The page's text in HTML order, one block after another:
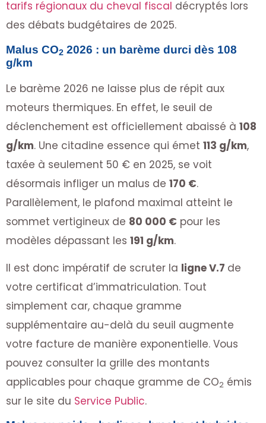
tarifs régionaux du cheval fiscal décryptés lors
des débats budgétaires de 2025.
Malus CO2 2026 : un barème durci dès 108
g/km
Le barème 2026 ne laisse plus de répit aux
moteurs thermiques. En effet, le seuil de
déclenchement est officiellement abaissé à 108
g/km. Une citadine essence qui émet 113 g/km,
taxée à seulement 50 € en 2025, se voit
désormais infliger un malus de 170 €.
Parallèlement, le plafond maximal atteint le
sommet vertigineux de 80 000 € pour les
modèles dépassant les 191 g/km.
Il est donc impératif de scruter la ligne V.7 de
votre certificat d’immatriculation. Tout
simplement car, chaque gramme
supplémentaire au-delà du seuil augmente
votre facture de manière exponentielle. Vous
pouvez consulter la grille des montants
applicables pour chaque gramme de CO2 émis
sur le site du Service Public.